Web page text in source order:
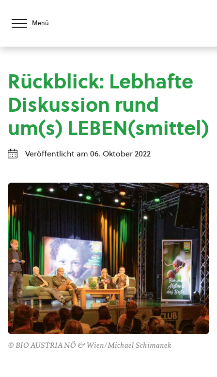
Menü
Rückblick: Lebhafte
Diskussion rund
um(s) LEBEN(smittel)
Veröffentlicht am 06. Oktober 2022
© BIO AUSTRIA NÖ & Wien/Michael Schimanek